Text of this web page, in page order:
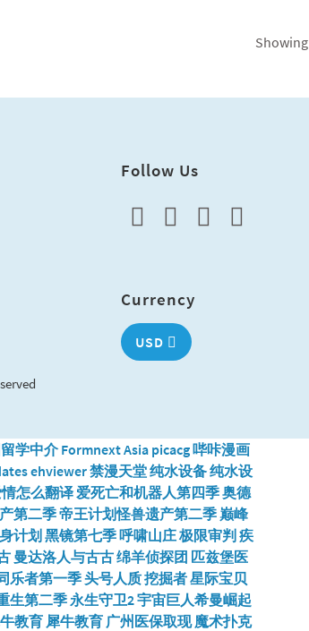
Showing
Follow Us
Currency
USD
学中介 Formnext Asia picacg哔咔漫画
ehviewer禁漫天堂纯水设备纯水设
怎么翻译爱死亡和机器人第四季奥德
第二季帝王计划怪兽遗产第二季巅峰
计划 黑镜第七季呼啸山庄极限审判 疾
曼达洛人与古古绵羊侦探团 匹兹堡医
乐者第一季头号人质挖掘者星际宝贝
生第二季永生守卫2宇宙巨人希曼崛起
教育 犀牛教育 广州医保取现 魔术扑克